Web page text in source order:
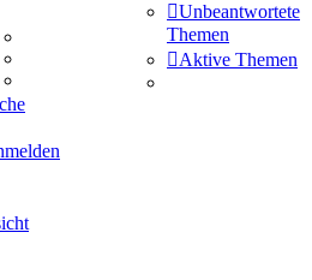
Schiffe versenken
Unbeantwortete
Themen
Aktive Themen